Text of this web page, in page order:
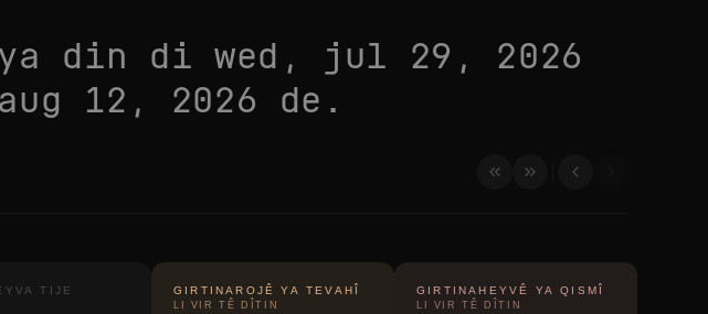
din di wed, jul 29, 2026
12, 2026 de.
TIJE GIRTINAROJÊ YA TEVAHÎ
LI VIR TÊ DÎTIN
GIRTINAHEYVÊ YA QISMÎ
LI VIR TÊ DÎTIN